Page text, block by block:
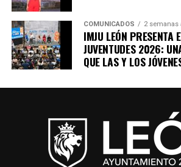
COMUNICADOS 2 semanas
IMJU LEÓN PRESENTA
JUVENTUDES 2026:
QUE LAS Y LOS